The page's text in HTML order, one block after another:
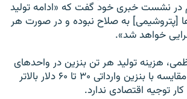
در نشست خبری خود گفت که «ادامه تولید
[پتروشیمی] به صلاح نبوده و در صورت هر
خواهد شد».
هزینه تولید هر تن بنزین در واحدهای
پتروشیمی ایران در مقایسه با بنزین وارداتی ۳۰ تا ۶۰ دلار بالاتر
توجیه اقتصادی ندارد.